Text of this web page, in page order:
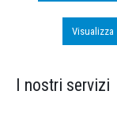
Visualizza
I nostri servizi